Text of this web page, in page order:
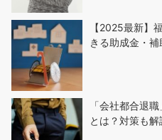
【2025最新】
きる助成金・
「会社都合退
とは？対策も解